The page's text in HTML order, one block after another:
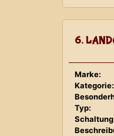
6.
Marke:
Kategorie:
Typ:
Schaltung